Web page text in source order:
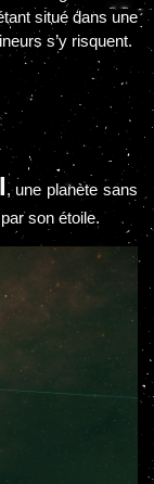
situé dans une
s’y risquent.
, une planète sans
son étoile.